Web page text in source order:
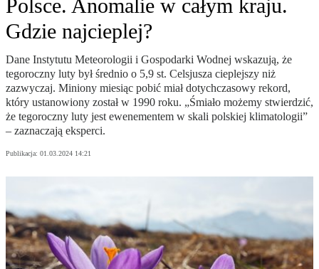
Polsce. Anomalie w całym kraju.
Gdzie najcieplej?
Dane Instytutu Meteorologii i Gospodarki Wodnej wskazują, że
tegoroczny luty był średnio o 5,9 st. Celsjusza cieplejszy niż
zazwyczaj. Miniony miesiąc pobić miał dotychczasowy rekord,
który ustanowiony został w 1990 roku. „Śmiało możemy stwierdzić,
że tegoroczny luty jest ewenementem w skali polskiej klimatologii”
– zaznaczają eksperci.
Publikacja: 01.03.2024 14:21